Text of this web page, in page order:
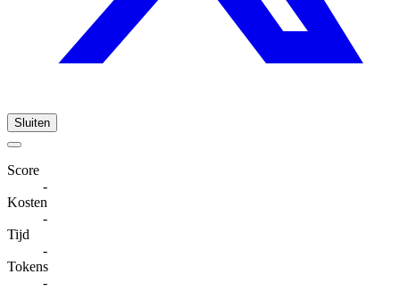
Sluiten
Score
-
Kosten
-
Tijd
-
Tokens
-